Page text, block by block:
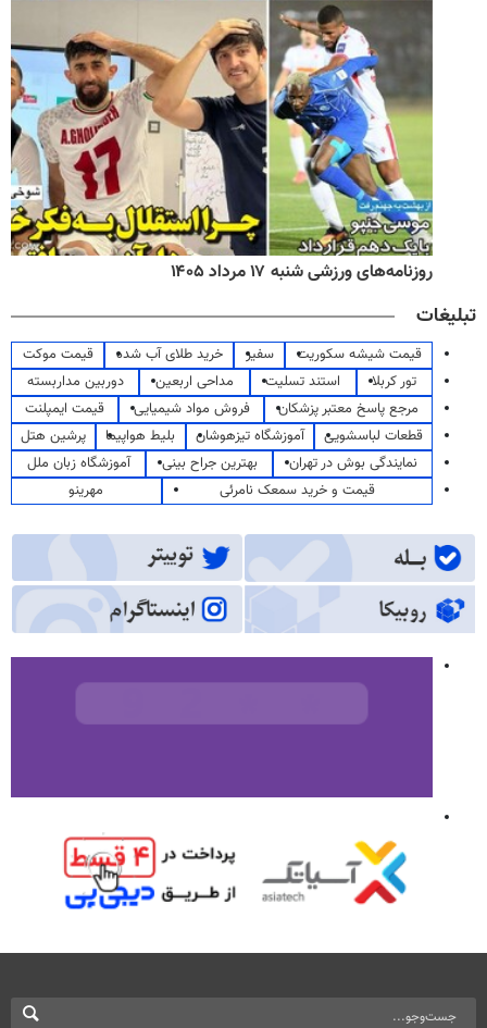
روزنامه‌های ورزشی شنبه ۱۷ مرداد ۱۴۰۵
تبلیغات
قیمت شیشه سکوریت سفیر خرید طلای آب شده
قیمت موکت
تور کربلا
استند تسلیت مداحی اربعین
دوربین مداربسته
مرجع پاسخ معتبر پزشکان
فروش مواد شیمیایی
قیمت ایمپلنت
قطعات لباسشویی
آموزشگاه تیزهوشان بلیط هواپیما
پرشین هتل
نمایندگی بوش در تهران
بهترین جراح بینی
آموزشگاه زبان ملل
قیمت و خرید سمعک نامرئی
مهرینو